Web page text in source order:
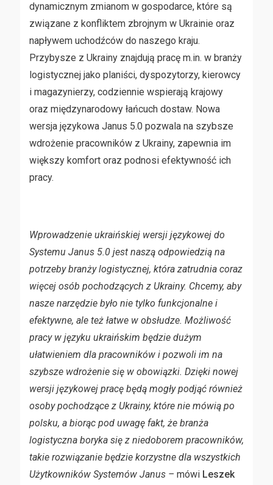
dynamicznym zmianom w gospodarce, które są
związane z konfliktem zbrojnym w Ukrainie oraz
napływem uchodźców do naszego kraju.
Przybysze z Ukrainy znajdują pracę m.in. w branży
logistycznej jako planiści, dyspozytorzy, kierowcy
i magazynierzy, codziennie wspierają krajowy
oraz międzynarodowy łańcuch dostaw. Nowa
wersja językowa Janus 5.0 pozwala na szybsze
wdrożenie pracowników z Ukrainy, zapewnia im
większy komfort oraz podnosi efektywność ich
pracy.
Wprowadzenie ukraińskiej wersji językowej do
Systemu Janus 5.0 jest naszą odpowiedzią na
potrzeby branży logistycznej, która zatrudnia coraz
więcej osób pochodzących z Ukrainy. Chcemy, aby
nasze narzędzie było nie tylko funkcjonalne i
efektywne, ale też łatwe w obsłudze. Możliwość
pracy w języku ukraińskim będzie dużym
ułatwieniem dla pracowników i pozwoli im na
szybsze wdrożenie się w obowiązki. Dzięki nowej
wersji językowej pracę będą mogły podjąć również
osoby pochodzące z Ukrainy, które nie mówią po
polsku, a biorąc pod uwagę fakt, że branża
logistyczna boryka się z niedoborem pracowników,
takie rozwiązanie będzie korzystne dla wszystkich
Użytkowników Systemów Janus – mówi Leszek